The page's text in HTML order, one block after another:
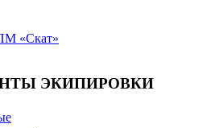
«Скат»
ЭКИПИРОВКИ